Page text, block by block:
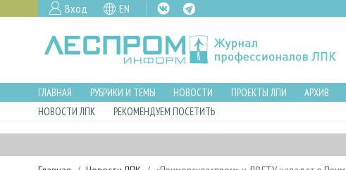
Вход EN
ГЛАВНАЯ РУБРИКИ И ТЕМЫ НОВОСТИ ПРОЕКТЫ ЛПИ АРХИВ
НОВОСТИ ЛПК
РЕКОМЕНДУЕМ ПОСЕТИТЬ